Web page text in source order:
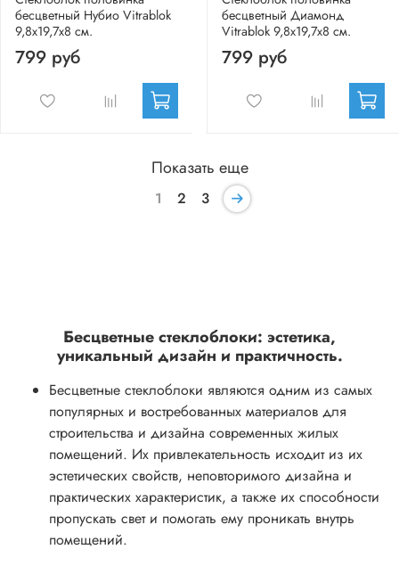
бесцветный Нубио Vitrablok
9,8x19,7x8 см.
799 руб
бесцветный Диамонд
Vitrablok 9,8x19,7x8 см.
799 руб
Показать еще
1 2 3
Бесцветные стеклоблоки: эстетика,
уникальный дизайн и практичность.
Бесцветные стеклоблоки являются одним из самых
популярных и востребованных материалов для
строительства и дизайна современных жилых
помещений. Их привлекательность исходит из их
эстетических свойств, неповторимого дизайна и
практических характеристик, а также их способности
пропускать свет и помогать ему проникать внутрь
помещений.